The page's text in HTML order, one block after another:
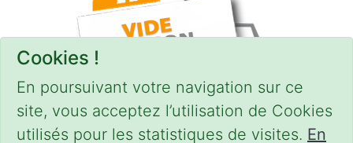
Cookies !
En poursuivant votre navigation sur ce
site, vous acceptez l’utilisation de Cookies
utilisés pour les statistiques de visites. En